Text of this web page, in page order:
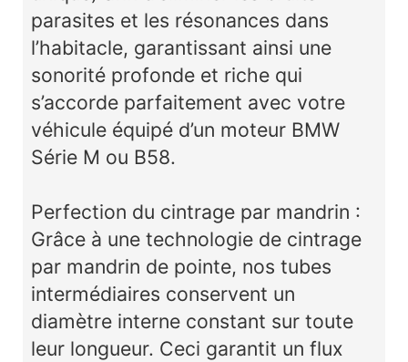
parasites et les résonances dans
l’habitacle, garantissant ainsi une
sonorité profonde et riche qui
s’accorde parfaitement avec votre
véhicule équipé d’un moteur BMW
Série M ou B58.
Perfection du cintrage par mandrin :
Grâce à une technologie de cintrage
par mandrin de pointe, nos tubes
intermédiaires conservent un
diamètre interne constant sur toute
leur longueur. Ceci garantit un flux